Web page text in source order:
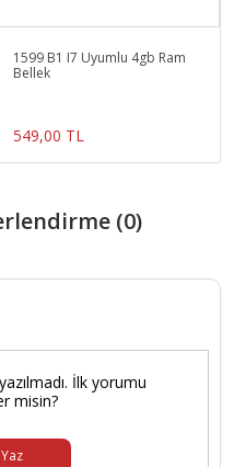
1599 B1 I7 Uyumlu 4gb Ram
Bellek
549,00 TL
(0)
İlk yorumu
misin?